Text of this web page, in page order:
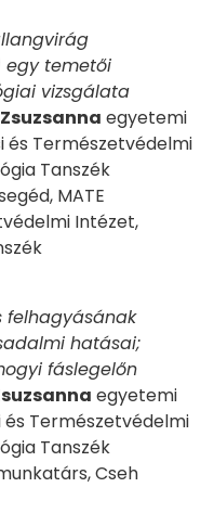
egy temetői
vizsgálata
egyetemi
és Természetvédelmi
Tanszék
MATE
Intézet,
felhagyásának
hatásai;
fáslegelőn
egyetemi
és Természetvédelmi
Tanszék
Cseh